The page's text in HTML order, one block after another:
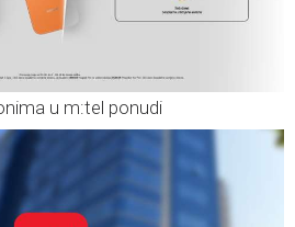
u m:tel ponudi